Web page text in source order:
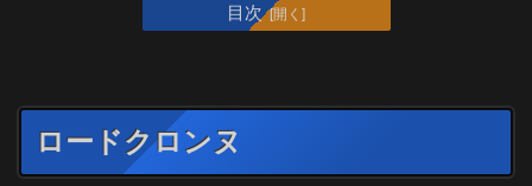
目次
ロードクロンヌ